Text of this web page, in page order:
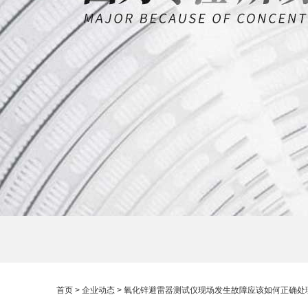
首页 > 企业动态 > 氧化锌避雷器测试仪现场发生故障应该如何正确处